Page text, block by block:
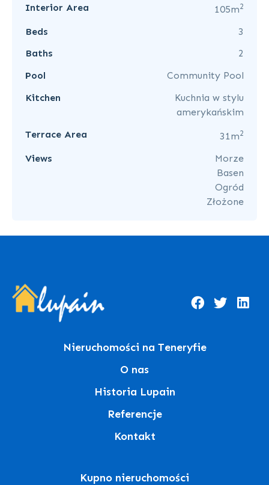
Interior Area
105m2
Beds
3
Baths
2
Pool
Community Pool
Kitchen
Kuchnia w stylu
amerykańskim
Terrace Area
31m2
Views
Morze
Basen
Ogród
Złożone
Nieruchomości na Teneryfie
O nas
Historia Lupain
Referencje
Kontakt
Kupno nieruchomości